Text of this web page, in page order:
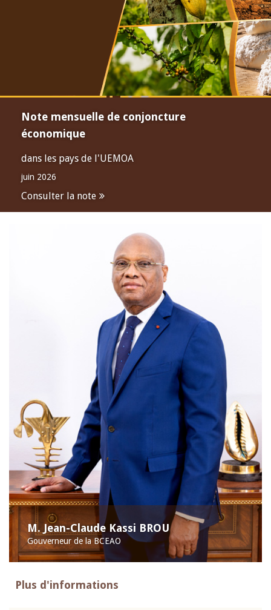
Note mensuelle de conjoncture
économique
dans les pays de l'UEMOA
juin 2026
Consulter la note
M. Jean-Claude Kassi BROU
Gouverneur de la BCEAO
Plus d'informations